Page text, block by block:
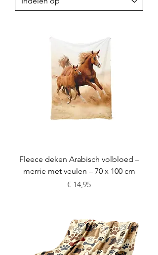
Fleece deken Arabisch volbloed –
merrie met veulen – 70 x 100 cm
Prijs
€ 14,95